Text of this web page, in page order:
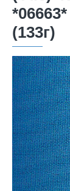
(133г)